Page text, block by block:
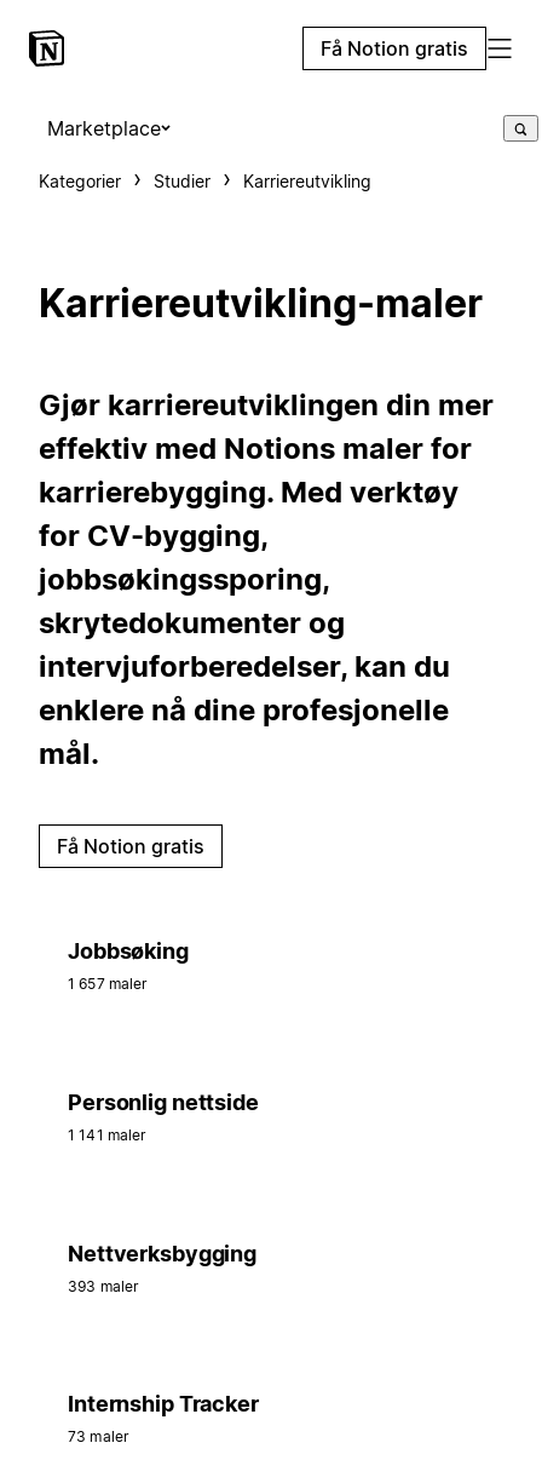
Få Notion gratis
Marketplace
Kategorier Studier Karriereutvikling
Karriereutvikling-maler
Gjør karriereutviklingen din mer
effektiv med Notions maler for
karrierebygging. Med verktøy
for CV-bygging,
jobbsøkingssporing,
skrytedokumenter og
intervjuforberedelser, kan du
enklere nå dine profesjonelle
mål.
Få Notion gratis
Jobbsøking
1 657 maler
Personlig nettside
1 141 maler
Nettverksbygging
393 maler
Internship Tracker
73 maler